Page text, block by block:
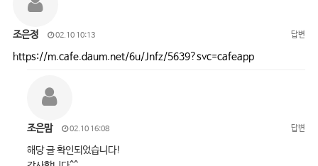
조은정 02.10 10:13 답변
https://m.cafe.daum.net/6u/Jnfz/5639?svc=cafeapp
조은맘 02.10 16:08 답변
해당 글 확인되었습니다!